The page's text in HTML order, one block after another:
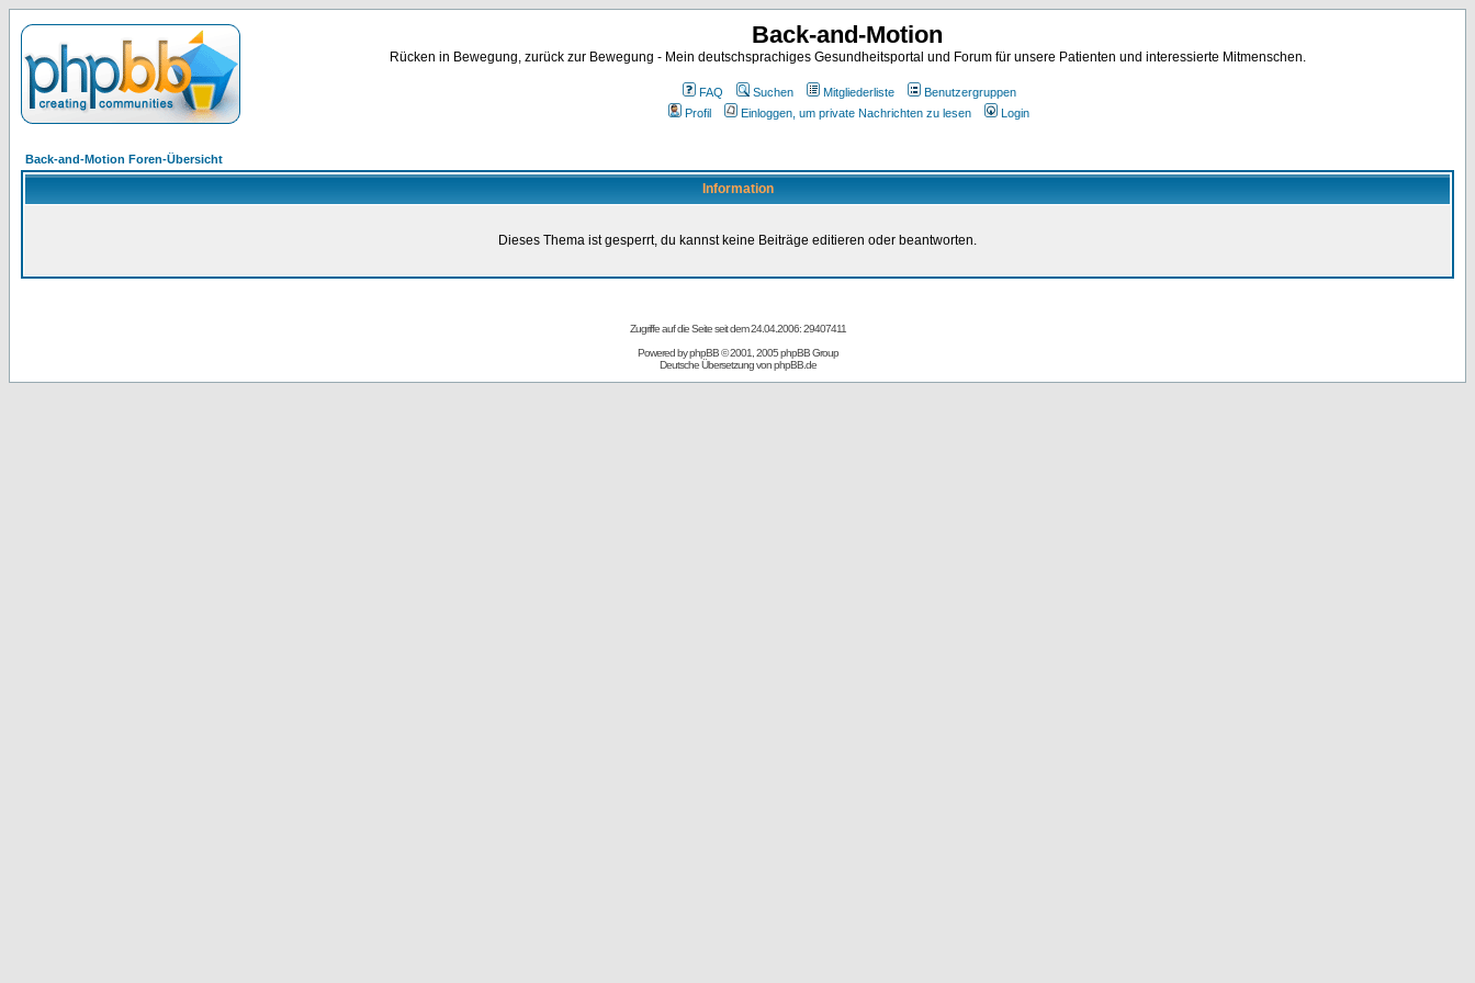
Back-and-Motion
Rücken in Bewegung, zurück zur Bewegung - Mein deutschsprachiges Gesundheitsportal und Forum für unsere Patienten und interessierte Mitmenschen.
FAQ Suchen Mitgliederliste
Benutzergruppen
Profil
Einloggen, um private Nachrichten zu lesen Login
Back-and-Motion Foren-Übersicht
Information
Dieses Thema ist gesperrt, du kannst keine Beiträge editieren oder beantworten.
Zugriffe auf die Seite seit dem 24.04.2006: 29407411
Powered byphpBB© 2001, 2005 phpBB Group
Deutsche Übersetzung vonphpBB.de